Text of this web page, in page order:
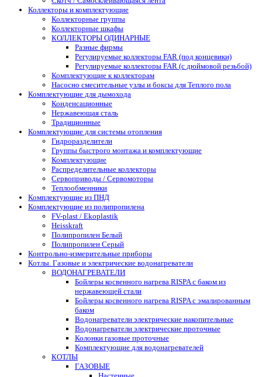
Коллекторы и комплектующие
Коллекторные группы
Коллекторные шкафы
КОЛЛЕКТОРЫ ОДИНАРНЫЕ
Разные фирмы
Регулируемые коллекторы FAR (под концевики)
Регулируемые коллекторы FAR (с дюймовой резьбой)
Комплектующие к коллекторам
Насосно смесительные узлы и боксы для Теплого пола
Комплектующие для дымохода
Конденсационные
Нержавеющая сталь
Традиционные
Комплектующие для системы отопления
Гидроразделители
Группы быстрого монтажа и комплектующие
Комплектующие
Распределительные коллекторы
Сервоприводы / Сервомоторы
Теплообменники
Комплектующие из ПНД
Комплектующие из полипропилена
FV-plast / Ekoplastik
Heisskraft
Полипропилен Белый
Полипропилен Серый
Контрольно-измерительные приборы
Котлы. Газовые и электрические водонагреватели
ВОДОНАГРЕВАТЕЛИ
Бойлеры косвенного нагрева RISPA с баком из
нержавеющей стали
Бойлеры косвенного нагрева RISPA с эмалированным
баком
Водонагреватели электрические накопительные
Водонагреватели электрические проточные
Колонки газовые проточные
Комплектующие для водонагревателей
КОТЛЫ
ГАЗОВЫЕ